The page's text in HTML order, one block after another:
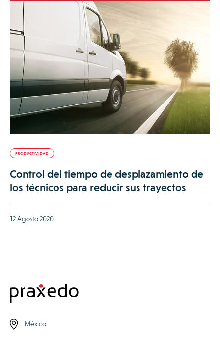
PRODUCTIVIDAD
Control del tiempo de desplazamiento de
los técnicos para reducir sus trayectos
12 Agosto 2020
México